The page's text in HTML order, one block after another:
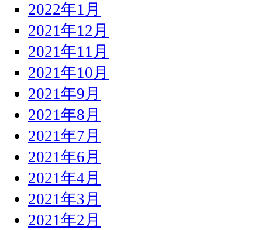
2022年1月
2021年12月
2021年11月
2021年10月
2021年9月
2021年8月
2021年7月
2021年6月
2021年4月
2021年3月
2021年2月